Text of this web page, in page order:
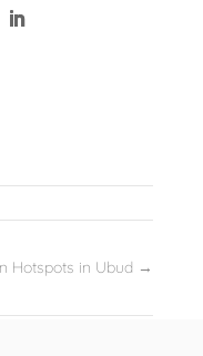
Hotspots in Ubud →